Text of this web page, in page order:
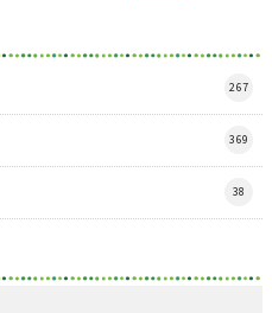
267
369
38